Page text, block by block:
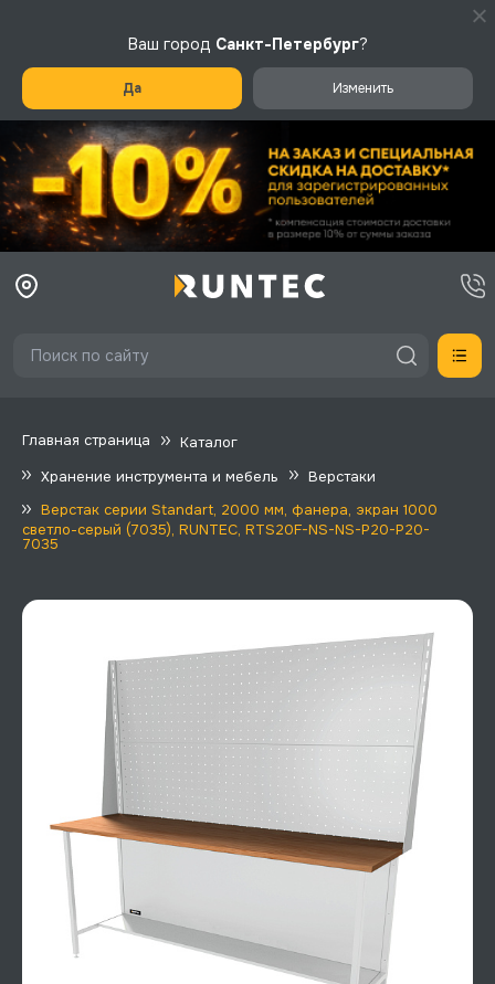
Ваш город Санкт-Петербург?
Да Изменить
Главная страница
Каталог
Хранение инструмента и мебель
Верстаки
Верстак серии Standart, 2000 мм, фанера, экран 1000
светло-серый (7035), RUNTEC, RTS20F-NS-NS-P20-P20-
7035